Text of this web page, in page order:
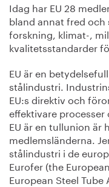
Idag har EU 28
bland annat fred och
forskning, klimat-,
kvalitetsstandarder
EU är en
stålindustri.
EU:s direktiv och
effektivare
EU är en tullunion är
medlemsländerna.
stålindustri i de
Eurofer (the
European Steel Tube